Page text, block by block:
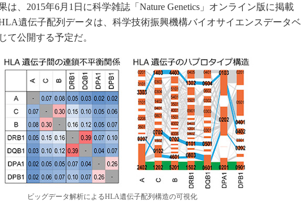
、2015年6月1日に科学雑誌「Nature Genetics」オンライン版に掲載
遺伝子配列データは、科学技術振興機構バイオサイエンスデータベ
て公開する予定だ。
ビッグデータ解析によるHLA遺伝子配列構造の可視化